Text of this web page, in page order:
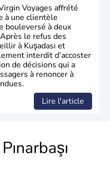
Voyages affrété
à une clientèle
bouleversé à deux
le refus des
à Kuşadası et
interdit d’accoster
de décisions qui a
à renoncer à
Lire l'article
Pınarbaşı